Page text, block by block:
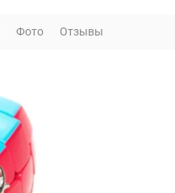
Фото Отзывы